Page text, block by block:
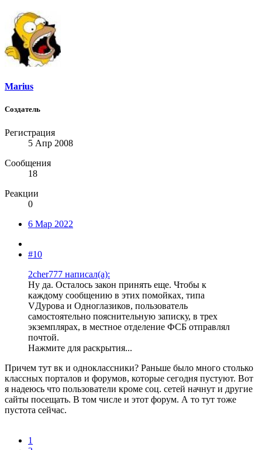
Marius
Создатель
Регистрация
5 Апр 2008
Сообщения
18
Реакции
0
6 Мар 2022
#10
2cher777 написал(а):
Ну да. Осталось закон принять еще. Чтобы к
каждому сообщению в этих помойках, типа
VДурова и Одноглазиков, пользователь
самостоятельно пояснительную записку, в трех
экземплярах, в местное отделение ФСБ отправлял
почтой.
Нажмите для раскрытия...
Причем тут вк и одноклассники? Раньше было много столько
классных порталов и форумов, которые сегодня пустуют. Вот
я надеюсь что пользователи кроме соц. сетей начнут и другие
сайты посещать. В том числе и этот форум. А то тут тоже
пустота сейчас.
1